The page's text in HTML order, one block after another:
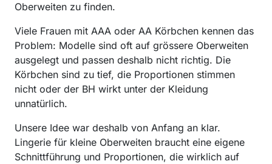
Oberweiten zu finden.
Viele Frauen mit AAA oder AA Körbchen kennen das
Problem: Modelle sind oft auf grössere Oberweiten
ausgelegt und passen deshalb nicht richtig. Die
Körbchen sind zu tief, die Proportionen stimmen
nicht oder der BH wirkt unter der Kleidung
unnatürlich.
Unsere Idee war deshalb von Anfang an klar.
Lingerie für kleine Oberweiten braucht eine eigene
Schnittführung und Proportionen, die wirklich auf